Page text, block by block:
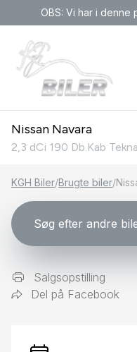
OBS: Vi har i
Nissan Navara
2,3 dCi 190 Db.Kab
KGH Biler/Brugte biler/
Søg efter andre
Salgsopstilling
Del på Facebook